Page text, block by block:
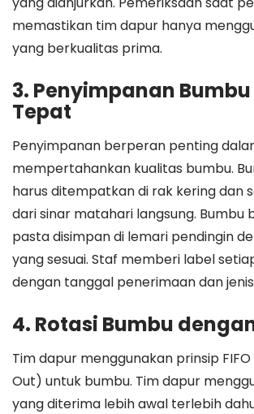
memastikan tim dapur hanya
yang berkualitas prima.
3. Penyimpanan
Tepat
Penyimpanan berperan penting
mempertahankan kualitas bumbu.
harus ditempatkan di rak kering dan
dari sinar matahari langsung. Bumbu
pasta disimpan di lemari pendingin
yang sesuai. Staf memberi label
dengan tanggal penerimaan dan
4. Rotasi Bumbu
Tim dapur menggunakan prinsip FIFO
Out) untuk bumbu. Tim dapur
yang diterima lebih awal terlebih